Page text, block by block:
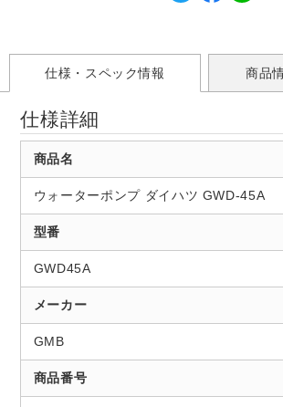
仕様・スペック情報 商品
仕様詳細
商品名
ウォーターポンプ ダイハツ GWD-45A
型番
GWD45A
メーカー
GMB
商品番号